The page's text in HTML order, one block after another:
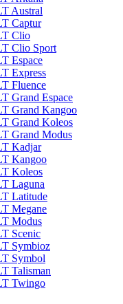
Austral
Captur
Clio
Clio Sport
Espace
Express
Fluence
Grand Espace
Grand Kangoo
Grand Koleos
Grand Modus
Kadjar
Kangoo
Koleos
Laguna
Latitude
Megane
Modus
Scenic
Symbioz
Symbol
Talisman
Twingo